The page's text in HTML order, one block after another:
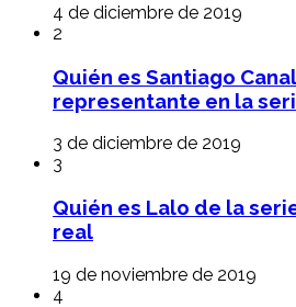
4 de diciembre de 2019
2
Quién es Santiago
representante en la
3 de diciembre de 2019
3
Quién es Lalo de la
real
19 de noviembre de 2019
4